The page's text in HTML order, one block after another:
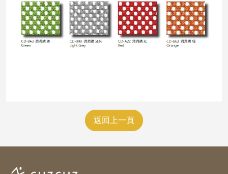
返回上一頁